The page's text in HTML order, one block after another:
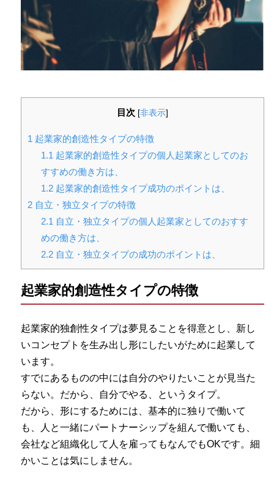
目次 [非表示]
1 起業家的創造性タイプの特徴
1.1 起業家的創造性タイプの個人起業家としてのお
すすめの働き方は、
1.2 起業家的創造性タイプ成功のポイントは、
2自立・独立タイプの特徴
2.1 自立・独立タイプの個人起業家としてのおすす
めの働き方は、
2.2 自立・独立タイプの成功のポイントは、
起業家的創造性タイプの特徴
起業家的独創性タイプは夢見ることを得意とし、新し
いコンセプトを生み出し形にしたいがために起業して
います。
すでにあるものの中には自分のやりたいことが見当た
らない。だから、自分でやる、というタイプ。
だから、形にするためには、基本的に独りで働いて
も、人と一緒にパートナーシップを組んで働いても、
会社など組織化して人を雇ってもなんでもOKです。細
かいことは気にしません。